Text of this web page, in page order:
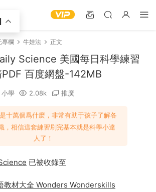
專欄 牛娃法 正文
Science 美國每日科學練習
百度網盤-142MB
小學 2.08k 推廣
十萬個爲什麽，非常有助于孩子了解各
，相信這套練習刷完基本就是科學小達
人了！
已被收錄至
教材大全 Wonders Wonderskills